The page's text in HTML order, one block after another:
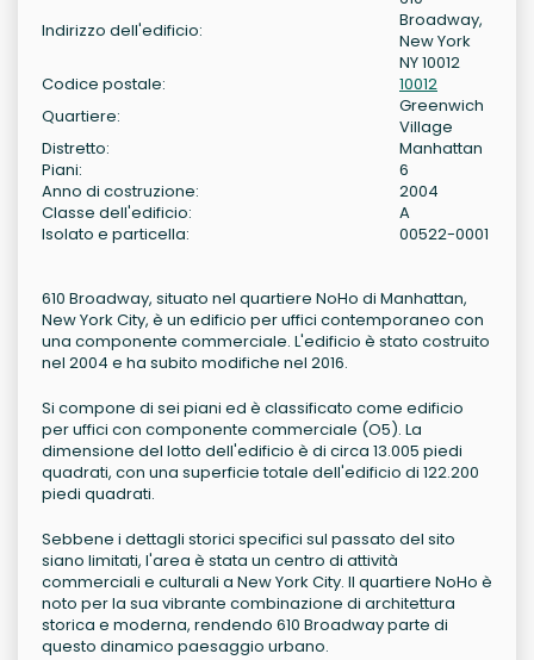
Indirizzo dell'edificio:
Broadway,
New York
NY 10012
Codice postale:
10012
Quartiere:
Greenwich
Village
Distretto:
Manhattan
Piani:
6
Anno di costruzione:
2004
Classe dell'edificio:
A
Isolato e particella:
00522-0001
610 Broadway, situato nel quartiere NoHo di Manhattan,
New York City, è un edificio per uffici contemporaneo con
una componente commerciale. L'edificio è stato costruito
nel 2004 e ha subito modifiche nel 2016.
Si compone di sei piani ed è classificato come edificio
per uffici con componente commerciale (O5). La
dimensione del lotto dell'edificio è di circa 13.005 piedi
quadrati, con una superficie totale dell'edificio di 122.200
piedi quadrati.
Sebbene i dettagli storici specifici sul passato del sito
siano limitati, l'area è stata un centro di attività
commerciali e culturali a New York City. Il quartiere NoHo è
noto per la sua vibrante combinazione di architettura
storica e moderna, rendendo 610 Broadway parte di
questo dinamico paesaggio urbano.